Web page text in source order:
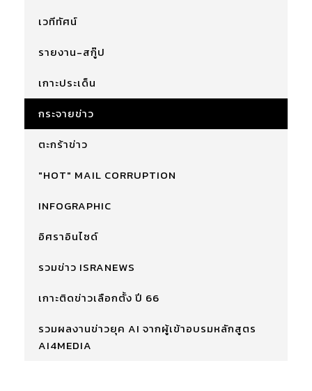
เวทีทัศน์
รายงาน-สกู๊ป
เกาะประเด็น
กระจายข่าว
ตะกร้าข่าว
"HOT" MAIL CORRUPTION
INFOGRAPHIC
อิศราอินไซด์
รวมข่าว ISRANEWS
เกาะติดข่าวเลือกตั้ง ปี 66
รวมผลงานข่าวยุค AI จากผู้เข้าอบรมหลักสูตร
AI4MEDIA